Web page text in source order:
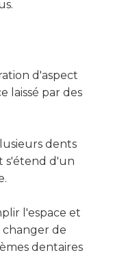
d'aspect
laissé par des
dents
s'étend d'un
l'espace et
de
dentaires